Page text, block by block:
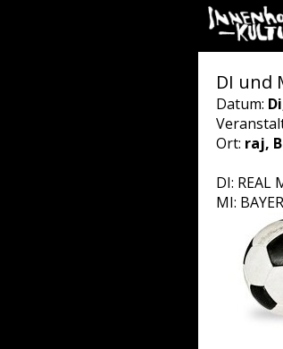
DI und
Datum:
Ort: raj,
DI: REAL
MI: